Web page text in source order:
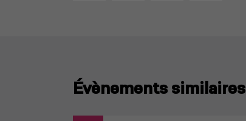
Évènements similaires